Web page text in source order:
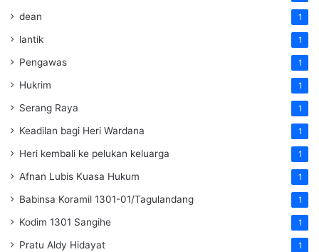
dean 1
lantik 1
Pengawas 1
Hukrim 1
Serang Raya 1
Keadilan bagi Heri Wardana 1
Heri kembali ke pelukan keluarga 1
Afnan Lubis Kuasa Hukum 1
Babinsa Koramil 1301-01/Tagulandang 1
Kodim 1301 Sangihe 1
Pratu Aldy Hidayat 1